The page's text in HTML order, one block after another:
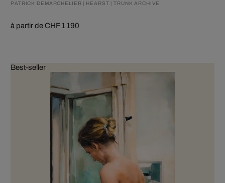
PATRICK DEMARCHELIER | HEARST | TRUNK ARCHIVE
à partir de CHF 1 190
Best-seller